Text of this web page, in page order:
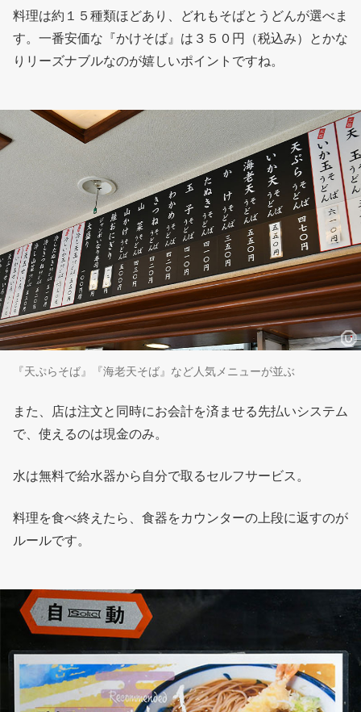
料理は約１５種類ほどあり、どれもそばとうどんが選べま
す。一番安価な『かけそば』は３５０円（税込み）とかな
りリーズナブルなのが嬉しいポイントですね。
『天ぷらそば』『海老天そば』など人気メニューが並ぶ
また、店は注文と同時にお会計を済ませる先払いシステム
で、使えるのは現金のみ。
水は無料で給水器から自分で取るセルフサービス。
料理を食べ終えたら、食器をカウンターの上段に返すのが
ルールです。